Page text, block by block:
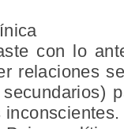
con lo
relaciones
inconscientes.